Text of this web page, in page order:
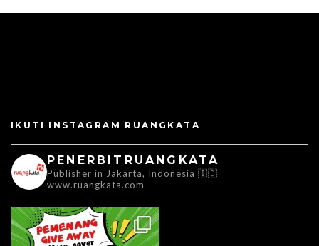
IKUTI INSTAGRAM RUANGKATA
PENERBITRUANGKATA
Publisher in Jakarta, Indonesia 🇮🇩
www.ruangkata.com